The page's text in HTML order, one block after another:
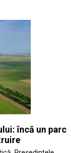
încă un parc